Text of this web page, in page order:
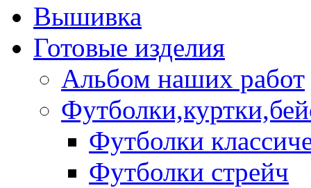
Вышивка
Готовые изделия
Альбом наших работ
Футболки
Футболки стрейч